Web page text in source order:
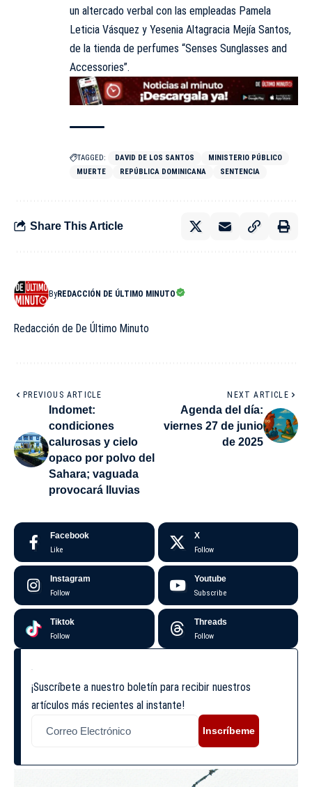
un altercado verbal con las empleadas Pamela
Leticia Vásquez y Yesenia Altagracia Mejía Santos,
de la tienda de perfumes “Senses Sunglasses and
Accessories”.
TAGGED: DAVID DE LOS SANTOS
MINISTERIO PÚBLICO
MUERTE
REPÚBLICA DOMINICANA SENTENCIA
Share This Article
ByREDACCIÓN DE ÚLTIMO MINUTO
Redacción de De Último Minuto
PREVIOUS ARTICLE
Indomet:
condiciones
calurosas y cielo
opaco por polvo del
Sahara; vaguada
provocará lluvias
NEXT ARTICLE
Agenda del día:
viernes 27 de junio
de 2025
Facebook
Like
X
Follow
Instagram
Follow
Youtube
Subscribe
Tiktok
Follow
Threads
Follow
¡Suscríbete a nuestro boletín para recibir nuestros
artículos más recientes al instante!
Inscríbeme